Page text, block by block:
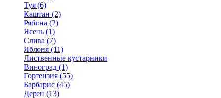
Туя (6)
Каштан (2)
Рябина (2)
Ясень (1)
Слива (7)
Яблоня (11)
Лиственные кустарники
Виноград (1)
Гортензия (55)
Барбарис (45)
Дерен (13)